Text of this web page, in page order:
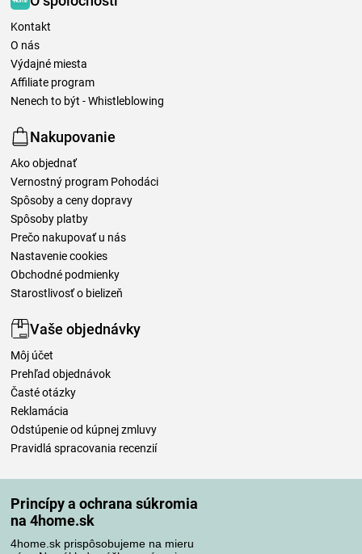
Princípy a ochrana súkromia
na 4home.sk
4home.sk prispôsobujeme na mieru
Kontakt
O nás
Výdajné miesta
Affiliate program
Nenech to být - Whistleblowing
Nakupovanie
Ako objednať
Vernostný program Pohodáci
Spôsoby a ceny dopravy
Spôsoby platby
Prečo nakupovať u nás
Nastavenie cookies
Obchodné podmienky
Starostlivosť o bielizeň
Vaše objednávky
Môj účet
Prehľad objednávok
Časté otázky
Reklamácia
Odstúpenie od kúpnej zmluvy
Pravidlá spracovania recenzií
Spôsoby platby